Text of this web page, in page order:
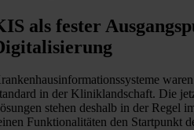
als fester
in der Kliniklandschaft. Die
stehen deshalb in der Regel
Funktionalitäten den Startpunkt